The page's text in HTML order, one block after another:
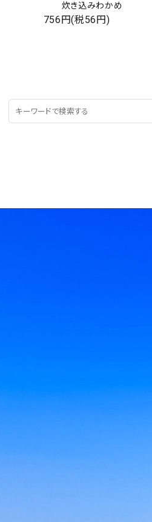
炊き込みわかめ
756円(税56円)